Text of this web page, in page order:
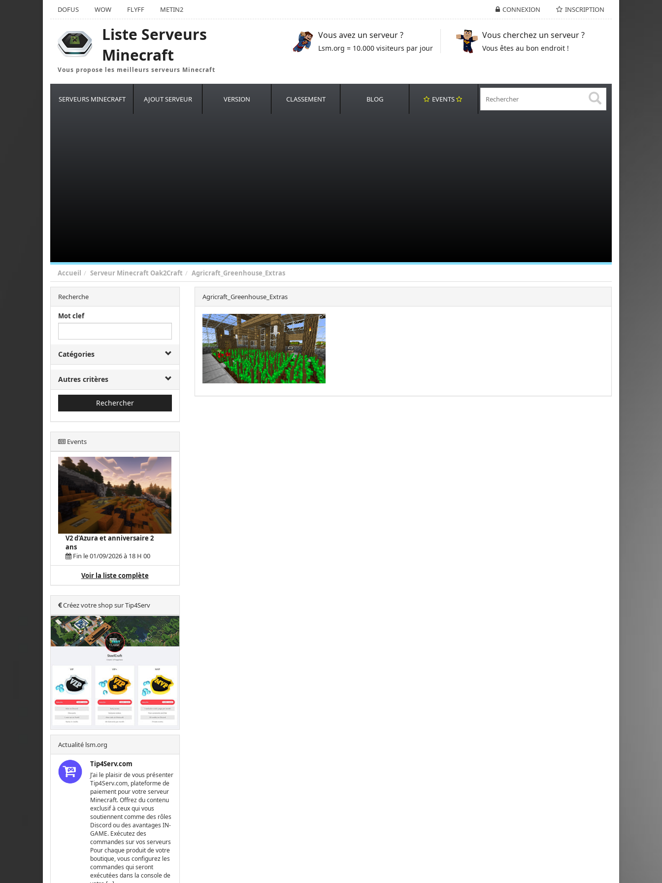
CONNEXION INSCRIPTION
DOFUS WOW FLYFF METIN2
Liste Serveurs
Minecraft
Vous propose les meilleurs serveurs Minecraft
Vous avez un serveur ?
Lsm.org = 10.000 visiteurs par jour
Vous cherchez un serveur ?
Vous êtes au bon endroit !
SERVEURS MINECRAFT AJOUT SERVEUR VERSION CLASSEMENT BLOG EVENTS
Accueil Serveur Minecraft Oak2Craft Agricraft_Greenhouse_Extras
Recherche
Mot clef
Catégories
Autres critères
Rechercher
Events
V2 d'Azura et anniversaire 2
ans
Fin le 01/09/2026 à 18 H 00
Voir la liste complète
Créez votre shop sur Tip4Serv
Actualité lsm.org
Tip4Serv.com
J’ai le plaisir de vous présenter
Tip4Serv.com, plateforme de
paiement pour votre serveur
Minecraft. Offrez du contenu
exclusif à ceux qui vous
soutiennent comme des rôles
Discord ou des avantages IN-
GAME. Exécutez des
commandes sur vos serveurs
Pour chaque produit de votre
boutique, vous configurez les
commandes qui seront
exécutées dans la console de
Agricraft_Greenhouse_Extras